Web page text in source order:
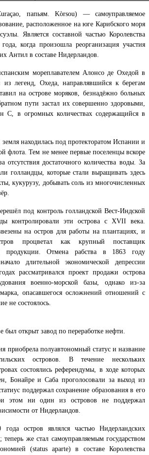
папьям. Kòrsou) — самоуправляемое
расположенное на юге Карибского моря
Является составной частью Королевства
когда произошла реорганизация участия
Антил в составе Нидерландов.
мореплавателем Алонсо де Охедой в
легенд, Охеда, направлявшийся к берегам
на острове моряков, безнадёжно больных
пути застал их совершенно здоровыми,
С, в огромных количествах содержащийся в
находилась под протекторатом Испании и
флота. Тем не менее первые поселенцы вскоре
отсутствия достаточного количества воды. За
голландцы, которые стали выращивать здесь
кукурузу, добывать соль из многочисленных
под контроль голландской Вест-Индской
контролировали эти острова с XVII века.
на остров для работы на плантациях, и
процветал как крупный поставщик
продукции. Отмена рабства в 1863 году
длительной экономической депрессии
рассматривался проект продажи острова
военно-морской базы, однако из-за
опасавшегося осложнений отношений с
не состоялось.
был открыт завод по переработке нефти.
приобрела полуавтономный статус и название
островов. В течение нескольких
состоялись референдумы, в ходе которых
Бонайре и Саба проголосовали за выход из
поддержал сохранение образования в его
этом ни один из островов не поддержал
от Нидерландов.
остров являлся частью Нидерландских
теперь же стал самоуправляемым государством
(status aparte) в составе Королевства